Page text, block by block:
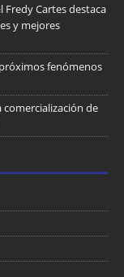
Fredy Cartes destaca
y mejores
fenómenos
de